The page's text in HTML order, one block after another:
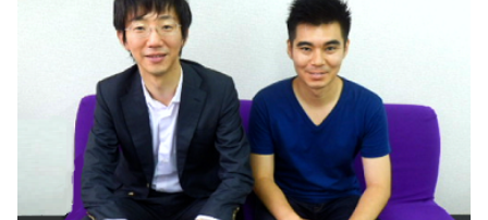
大学発スタートアップ
導入事例